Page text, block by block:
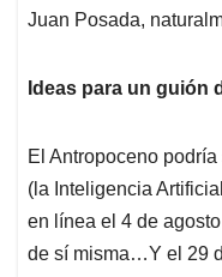
Juan Posada,
Ideas para un guión
El Antropoceno
(la Inteligencia
en línea el 4 de
de sí misma…Y el 29